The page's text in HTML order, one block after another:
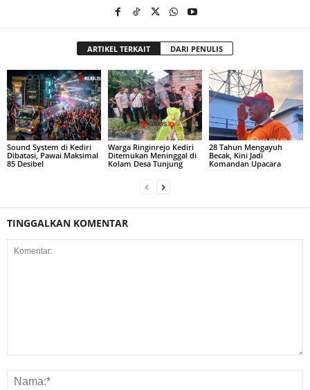
ARTIKEL TERKAIT DARI PENULIS
Sound System di Kediri
Dibatasi, Pawai Maksimal
85 Desibel
Warga Ringinrejo Kediri
Ditemukan Meninggal di
Kolam Desa Tunjung
28 Tahun Mengayuh
Becak, Kini Jadi
Komandan Upacara
TINGGALKAN KOMENTAR